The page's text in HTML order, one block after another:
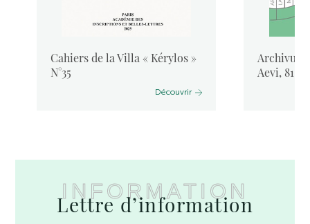
Cahiers de la Villa « Kérylos »
N°35
Découvrir
Aevi, 81,
INFORMATION
Lettre d’information